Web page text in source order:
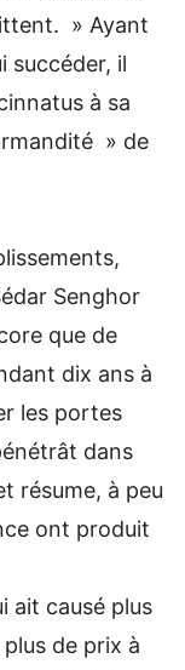
» Ayant
succéder, il
à sa
» de
Senghor
que de
dix ans à
les portes
dans
résume, à peu
ont produit
ait causé plus
plus de prix à